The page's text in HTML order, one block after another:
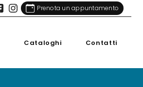
Prenota un appuntamento
Cataloghi Contatti